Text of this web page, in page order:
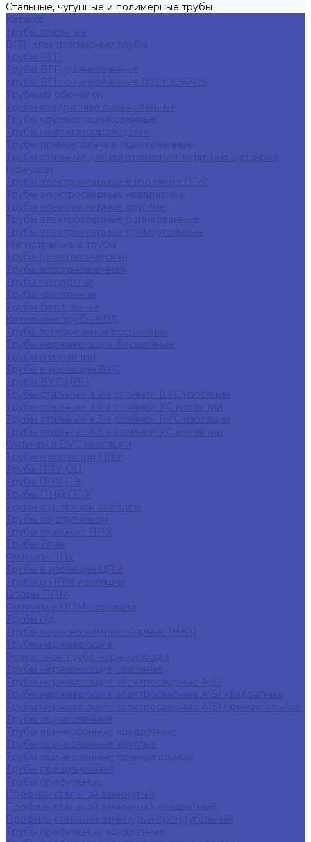
Стальные, чугунные и полимерные трубы
Каталог
Трубы стальные
ВГП, электросварные трубы
Трубы ВГП
Трубы ВГП оцинкованные
Трубы ВГП оцинкованные ГОСТ 3262-75
Трубы из обечайки
Трубы квадратные оцинкованные
Трубы круглые оцинкованные
Трубы нефтегазопроводные
Трубы прямоугольные оцинкованные
Трубы стальные для изготовления защитных футляров
(кожухов)
Трубы электросварные в изоляции ППУ
Трубы электросварные квадратные
Трубы электросварные круглые
Трубы электросварные оцинкованные
Трубы электросварные прямоугольные
Магистральные трубы
Труба биметаллическая
Труба восстановленная
Труба газлифтная
Труба криогенная
Трубы бесшовные
Котельные трубы КВД
Труба легированная бесшовная
Трубы нержавеющие бесшовные
Трубы в изоляции
Трубы в изоляции ВУС
Трубы ВУС ЦПП
Трубы стальные в 2-х слойной ВУС изоляции
Трубы стальные в 2-х слойной УС изоляции
Трубы стальные в 3-х слойной ВУС изоляции
Трубы стальные в 3-х слойной УС изоляции
Фитинги в ВУС изоляции
Трубы в изоляции ППУ
Труба ППУ ОЦ
Труба ППУ ПЭ
Трубы ПНД ППУ
Трубы с греющим кабелем
Трубы со спутником
Трубы стальные ППУ
Трубы Твин
Фитинги ППУ
Трубы в изоляции ЦПИ
Трубы в ППМ изоляции
Опоры ППМ
Фитинги в ППМ изоляции
Трубы г/д
Трубы насосно-компрессорные (НКТ)
Трубы нержавеющие
Зеркальная труба нержавеющая
Трубы нержавеющие овальные
Трубы нержавеющие электросварные AISI
Трубы нержавеющие электросварные AISI квадратные
Трубы нержавеющие электросварные AISI прямоугольные
Трубы оцинкованные
Трубы оцинкованные квадратные
Трубы оцинкованные круглые
Трубы оцинкованные прямоугольные
Трубы прецизионные
Трубы профильные
Профиль стальной замкнутый
Профиль стальной замкнутый квадратный
Профиль стальной замкнутый прямоугольный
Трубы профильные квадратные